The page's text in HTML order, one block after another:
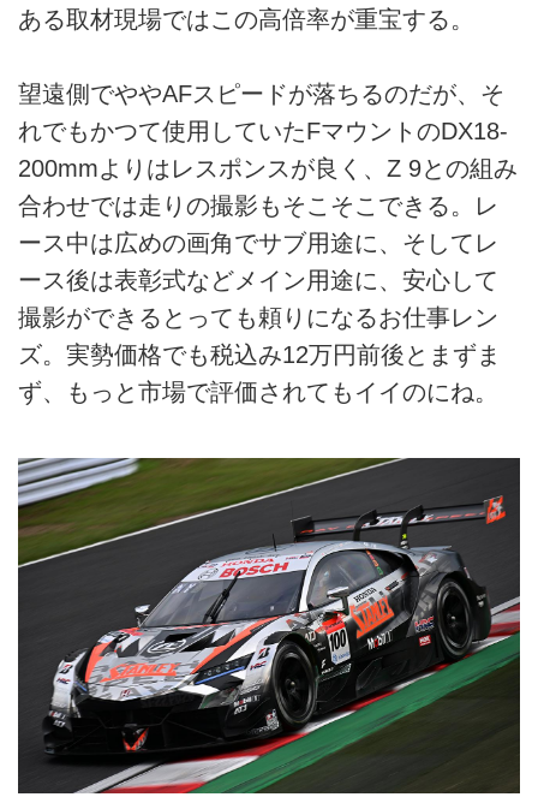
ある取材現場ではこの高倍率が重宝する。
望遠側でややAFスピードが落ちるのだが、そ
れでもかつて使用していたFマウントのDX18-
200mmよりはレスポンスが良く、Z 9との組み
合わせでは走りの撮影もそこそこできる。レ
ース中は広めの画角でサブ用途に、そしてレ
ース後は表彰式などメイン用途に、安心して
撮影ができるとっても頼りになるお仕事レン
ズ。実勢価格でも税込み12万円前後とまずま
ず、もっと市場で評価されてもイイのにね。